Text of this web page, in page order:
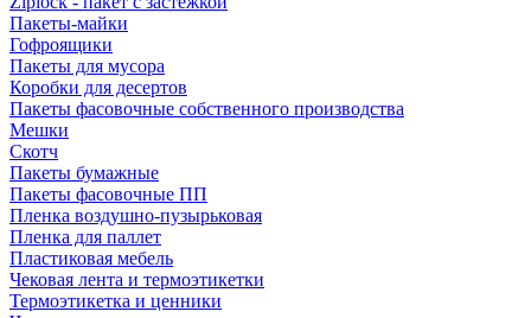
Пакеты-майки
Гофроящики
Пакеты для мусора
Коробки для десертов
Пакеты фасовочные собственного производства
Мешки
Скотч
Пакеты бумажные
Пакеты фасовочные ПП
Пленка воздушно-пузырьковая
Пленка для паллет
Пластиковая мебель
Чековая лента и термоэтикетки
Термоэтикетка и ценники